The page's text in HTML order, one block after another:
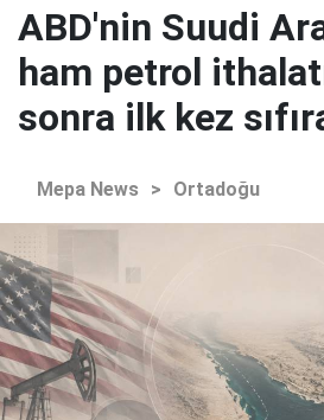
ABD'nin Suudi
ham petrol
sonra ilk kez
Mepa News > Ortadoğu